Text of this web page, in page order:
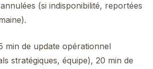
(si indisponibilité, reportées
min de update opérationnel
stratégiques, équipe), 20 min de